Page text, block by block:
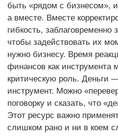
быть «рядом с бизнесом»,
а вместе. Вместе
гибкость, заблаговременно
чтобы задействовать их
нужно бизнесу. Время
финансов как инструмента
критическую роль. Деньги
инструмент. Можно
поговорку и сказать, что
Этот ресурс важно
слишком рано и ни в коем